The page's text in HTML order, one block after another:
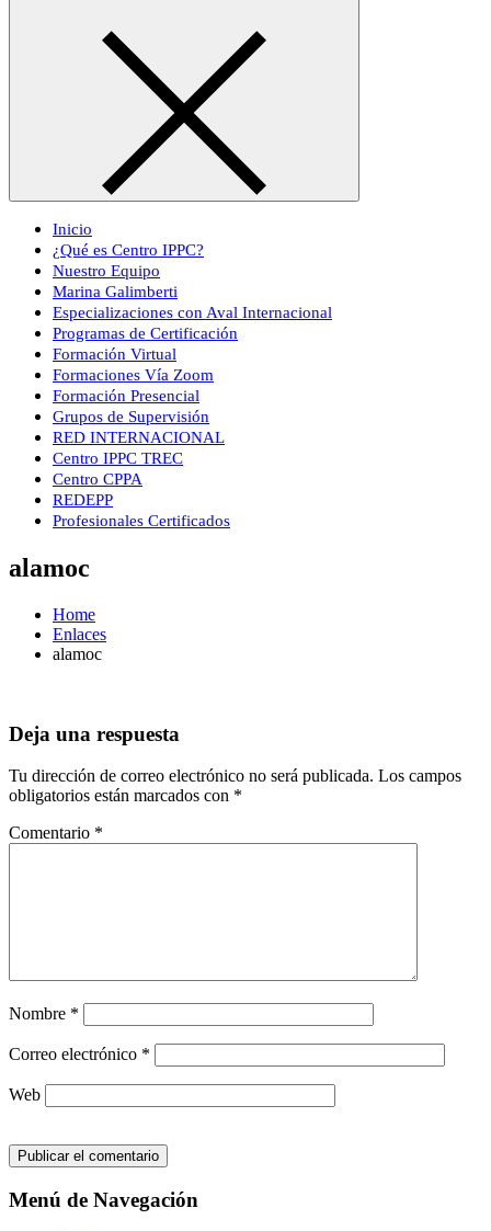
Inicio
¿Qué es Centro IPPC?
Nuestro Equipo
Marina Galimberti
Especializaciones con Aval Internacional
Programas de Certificación
Formación Virtual
Formaciones Vía Zoom
Formación Presencial
Grupos de Supervisión
RED INTERNACIONAL
Centro IPPC TREC
Centro CPPA
REDEPP
Profesionales Certificados
alamoc
Home
Enlaces
alamoc
Deja una respuesta
Tu dirección de correo electrónico no será publicada. Los campos
obligatorios están marcados con *
Comentario *
Nombre *
Correo electrónico *
Web
Menú de Navegación